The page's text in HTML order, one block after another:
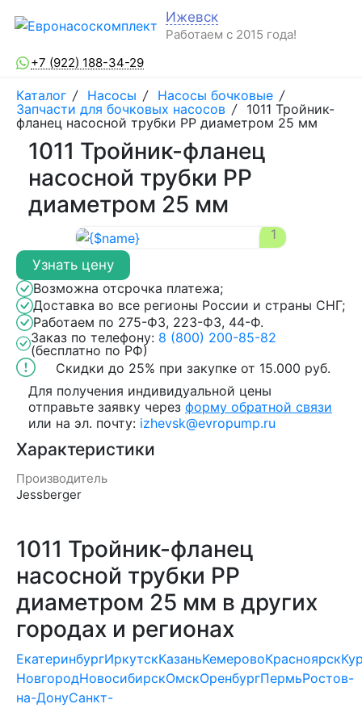
Ижевск
Работаем с 2015 года!
+7 (922) 188-34-29
Каталог / Насосы / Насосы бочковые /
Запчасти для бочковых насосов / 1011 Тройник-
фланец насосной трубки РР диаметром 25 мм
1011 Тройник-фланец
насосной трубки РР
диаметром 25 мм
1
Узнать цену
Возможна отсрочка платежа;
Доставка во все регионы России и страны СНГ;
Работаем по 275-ФЗ, 223-ФЗ, 44-Ф.
Заказ по телефону: 8 (800) 200-85-82
(бесплатно по РФ)
Скидки до 25% при закупке от 15.000 руб.
Для получения индивидуальной цены
отправьте заявку через форму обратной связи
или на эл. почту: izhevsk@evropump.ru
Характеристики
Производитель
Jessberger
1011 Тройник-фланец
насосной трубки РР
диаметром 25 мм в других
городах и регионах
ЕкатеринбургИркутскКазаньКемеровоКрасноярск
НовгородНовосибирскОмскОренбургПермьРостов-
на-ДонуСанкт-